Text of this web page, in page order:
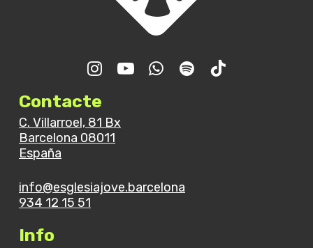
Trobada GJR – Final de
curs
Contacte
C. Villarroel, 81 Bx
Barcelona 08011
España
info@esglesiajove.barcelona
934 12 15 51
Info